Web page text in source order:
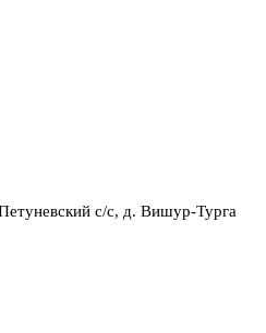
с/с, д. Вишур-Турга